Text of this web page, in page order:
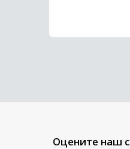
Оцените наш